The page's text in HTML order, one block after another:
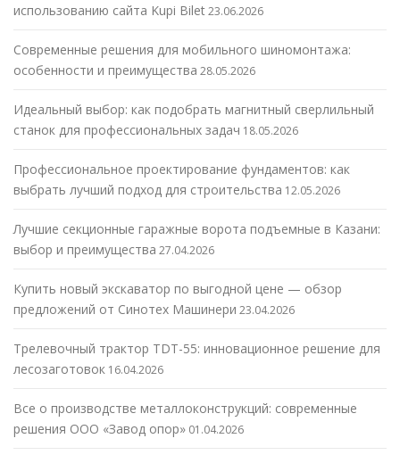
использованию сайта Kupi Bilet23.06.2026
Современные решения для мобильного шиномонтажа:
особенности и преимущества 28.05.2026
Идеальный выбор: как подобрать магнитный сверлильный
станок для профессиональных задач 18.05.2026
Профессиональное проектирование фундаментов: как
выбрать лучший подход для строительства 12.05.2026
Лучшие секционные гаражные ворота подъемные в Казани:
выбор и преимущества 27.04.2026
Купить новый экскаватор по выгодной цене — обзор
предложений от Синотех Машинери 23.04.2026
Трелевочный трактор TDT-55: инновационное решение для
лесозаготовок 16.04.2026
Все о производстве металлоконструкций: современные
решения ООО «Завод опор» 01.04.2026